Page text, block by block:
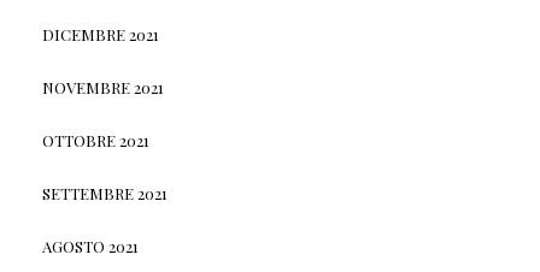
DICEMBRE 2021
NOVEMBRE 2021
OTTOBRE 2021
SETTEMBRE 2021
AGOSTO 2021